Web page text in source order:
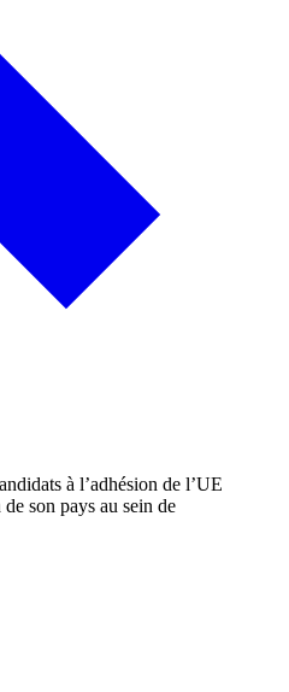
à l’adhésion de l’UE
son pays au sein de